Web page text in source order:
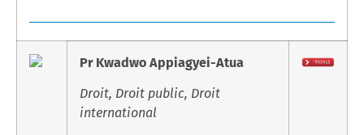
Pr Kwadwo Appiagyei-Atua
Droit, Droit public, Droit
international